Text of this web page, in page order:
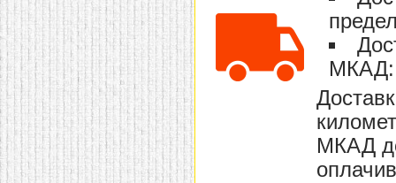
МКАД:
МКАД